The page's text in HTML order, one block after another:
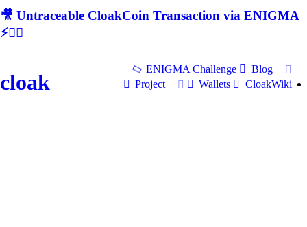
🎥 Untraceable CloakCoin Transaction via ENIGMA
⚡🕵‍♂
cloak
ENIGMA Challenge
Blog
Project
Wallets CloakWiki